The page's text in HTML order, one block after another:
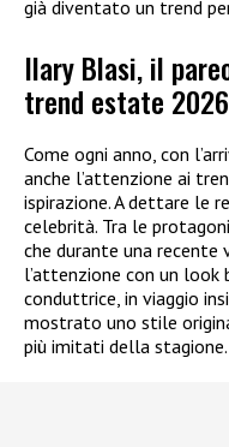
già diventato un trend
Ilary Blasi, il
trend estate
Come ogni anno, con
anche l’attenzione ai
ispirazione. A dettare le
celebrità. Tra le
che durante una recente
l’attenzione con un
conduttrice, in viaggio
mostrato uno stile
più imitati della stagione.